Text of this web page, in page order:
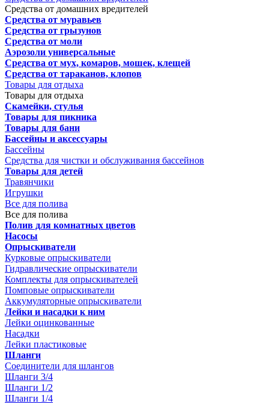
Средства от домашних вредителей
Средства от муравьев
Средства от грызунов
Средства от моли
Аэрозоли универсальные
Средства от мух, комаров, мошек, клещей
Средства от тараканов, клопов
Товары для отдыха
Товары для отдыха
Скамейки, стулья
Товары для пикника
Товары для бани
Бассейны и аксессуары
Бассейны
Средства для чистки и обслуживания бассейнов
Товары для детей
Травянчики
Игрушки
Все для полива
Все для полива
Полив для комнатных цветов
Насосы
Опрыскиватели
Курковые опрыскиватели
Гидравлические опрыскиватели
Комплекты для опрыскивателей
Помповые опрыскиватели
Аккумуляторные опрыскиватели
Лейки и насадки к ним
Лейки оцинкованные
Насадки
Лейки пластиковые
Шланги
Соединители для шлангов
Шланги 3/4
Шланги 1/2
Шланги 1/4